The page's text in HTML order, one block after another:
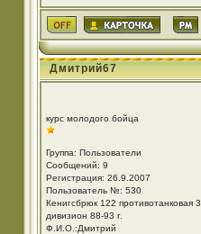
Дмитрий67
курс молодого бойца
Группа: Пользователи
Сообщений: 9
Регистрация: 26.9.2007
Пользователь №: 530
Кенигсбрюк 122 противотанковая 3
дивизион 88-93 г.
Ф.И.О.:Дмитрий